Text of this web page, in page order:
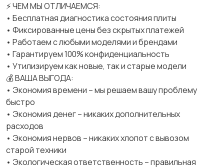
⚡ ЧЕМ МЫ ОТЛИЧАЕМСЯ:
• Бесплатная диагностика состояния плиты
• Фиксированные цены без скрытых платежей
• Работаем с любыми моделями и брендами
• Гарантируем 100% конфиденциальность
• Утилизируем как новые, так и старые модели
💰 ВАША ВЫГОДА:
• Экономия времени – мы решаем вашу проблему
быстро
• Экономия денег – никаких дополнительных
расходов
• Экономия нервов – никаких хлопот с вывозом
старой техники
• Экологическая ответственность – правильная